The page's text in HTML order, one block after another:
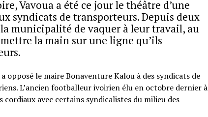
Vavoua a été ce jour le théâtre d’une
syndicats de transporteurs. Depuis deux
municipalité de vaquer à leur travail, au
la main sur une ligne qu’ils
opposé le maire Bonaventure Kalou à des syndicats de
L’ancien footballeur ivoirien élu en octobre dernier à
avec certains syndicalistes du milieu des